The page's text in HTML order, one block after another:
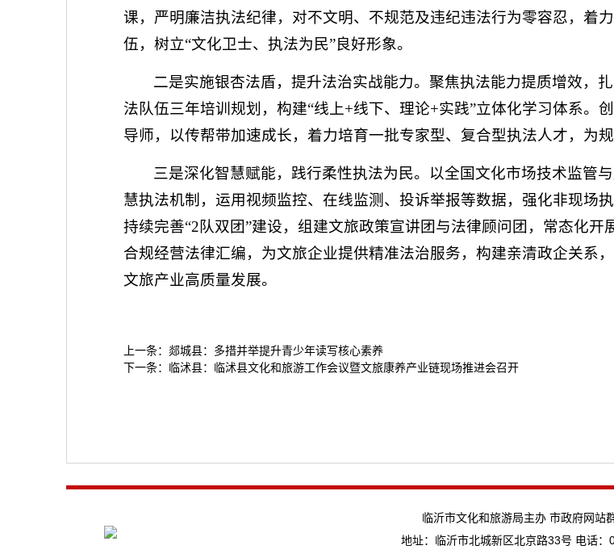
课，严明廉洁执法纪律，对不文明、不规范及违纪违法行为零容忍，着
伍，树立“文化卫士、执法为民”良好形象。
二是实施银杏法盾，提升法治实战能力。聚焦执法能力提质增效，
法队伍三年培训规划，构建“线上+线下、理论+实践”立体化学习体系。
导师，以传帮带加速成长，着力培育一批专家型、复合型执法人才，为
三是深化智慧赋能，践行柔性执法为民。以全国文化市场技术监管
慧执法机制，运用视频监控、在线监测、投诉举报等数据，强化非现场
持续完善“2队双团”建设，组建文旅政策宣讲团与法律顾问团，常态化
合规经营法律汇编，为文旅企业提供精准法治服务，构建亲清政企关系
文旅产业高质量发展。
上一条： 郯城县：多措并举提升青少年读写核心素养
下一条： 临沭县：临沭县文化和旅游工作会议暨文旅康养产业链现场推进会召开
临沂市文化和旅游局主办 市政府网站
地址：临沂市北城新区北京路33号 电话：